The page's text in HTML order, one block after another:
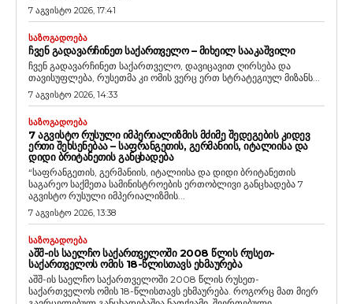
7 აგვისტო 2026, 17:41
ᲡᲐᲖᲝᲒᲐᲓᲝᲔᲑᲐ
ᲩᲕᲔᲜ ᲒᲐᲓᲐᲕᲐᲠᲩᲘᲜᲔᲗ ᲡᲐᲥᲐᲠᲗᲕᲔᲚᲝ – ᲛᲘᲮᲔᲘᲚ ᲡᲐᲐᲙᲐᲨᲕᲘᲚᲘ
ჩვენ გადავარჩინეთ საქართველო, დავიცავით ღირსება და
თავისუფლება, რუსეთმა კი ომის ვერც ერთ სტრატეგიულ მიზანს...
7 აგვისტო 2026, 14:33
ᲡᲐᲖᲝᲒᲐᲓᲝᲔᲑᲐ
7 ᲐᲒᲕᲘᲡᲢᲝ ᲠᲣᲡᲣᲚᲘ ᲘᲛᲞᲔᲠᲘᲐᲚᲘᲖᲛᲘᲡ ᲛᲫᲘᲛᲔ ᲨᲔᲓᲔᲒᲔᲑᲘᲡ ᲙᲘᲓᲔᲕ
ᲔᲠᲗᲘ ᲨᲔᲮᲡᲔᲜᲔᲑᲐᲐ – ᲡᲐᲤᲠᲐᲜᲒᲔᲗᲘᲡ, ᲒᲔᲠᲛᲐᲜᲘᲘᲡ, ᲘᲢᲐᲚᲘᲘᲡᲐ ᲓᲐ
ᲓᲘᲓᲘ ᲑᲠᲘᲢᲐᲜᲔᲗᲘᲡ ᲒᲐᲜᲪᲮᲐᲓᲔᲑᲐ
“საფრანგეთის, გერმანიის, იტალიისა და დიდი ბრიტანეთის
საგარეო საქმეთა სამინისტროების ერთობლივი განცხადება 7
აგვისტო რუსული იმპერიალიზმის...
7 აგვისტო 2026, 13:38
ᲡᲐᲖᲝᲒᲐᲓᲝᲔᲑᲐ
ᲐᲨᲨ-ᲘᲡ ᲡᲐᲔᲚᲩᲝ ᲡᲐᲥᲐᲠᲗᲕᲔᲚᲝᲨᲘ 2008 ᲬᲚᲘᲡ ᲠᲣᲡᲔᲗ-
ᲡᲐᲥᲐᲠᲗᲕᲔᲚᲝᲡ ᲝᲛᲘᲡ 18-ᲬᲚᲘᲡᲗᲐᲕᲡ ᲔᲮᲛᲐᲣᲠᲔᲑᲐ
აშშ-ის საელჩო საქართველოში 2008 წლის რუსეთ-
საქართველოს ომის 18-წლისთავს ეხმაურება. როგორც მათ მიერ